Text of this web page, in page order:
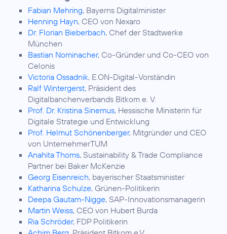
Fabian Mehring, Bayerns Digitalminister
Henning Hayn, CEO von Nexaro
Dr. Florian Bieberbach, Chef der Stadtwerke
München
Bastian Nominacher, Co-Gründer und Co-CEO von
Celonis
Victoria Ossadnik, E.ON-Digital-Vorständin
Ralf Wintergerst, Präsident des
Digitalbanchenverbands Bitkom e. V.
Prof. Dr. Kristina Sinemus, Hessische Ministerin für
Digitale Strategie und Entwicklung
Prof. Helmut Schönenberger, Mitgründer und CEO
von UnternehmerTUM
Anahita Thoms, Sustainability & Trade Compliance
Partner bei Baker McKenzie
Georg Eisenreich, bayerischer Staatsminister
Katharina Schulze, Grünen-Politikerin
Deepa Gautam-Nigge, SAP-Innovationsmanagerin
Martin Weiss, CEO von Hubert Burda
Ria Schröder, FDP Politikerin